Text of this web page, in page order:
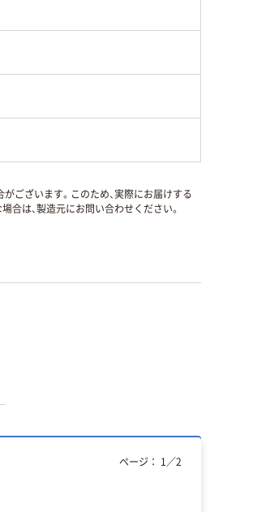
がございます。このため、実際にお届けする
は、製造元にお問い合わせください。
ページ： 1 ／2